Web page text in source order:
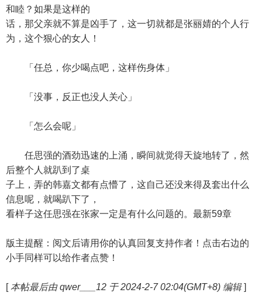
和睦？如果是这样的
话，那父亲就不算是凶手了，这一切就都是张丽婧的个人行
为，这个狠心的女人！
「任总，你少喝点吧，这样伤身体」
「没事，反正也没人关心」
「怎么会呢」
任思强的酒劲迅速的上涌，瞬间就觉得天旋地转了，然
后整个人就趴到了桌
子上，弄的韩嘉文都有点懵了，这自己还没来得及套出什么
信息呢，就喝趴下了，
看样子这任思强在张家一定是有什么问题的。最新59章
版主提醒：阅文后请用你的认真回复支持作者！点击右边的
小手同样可以给作者点赞！
[本帖最后由 qwer___12 于 2024-2-7 02:04(GMT+8) 编辑]